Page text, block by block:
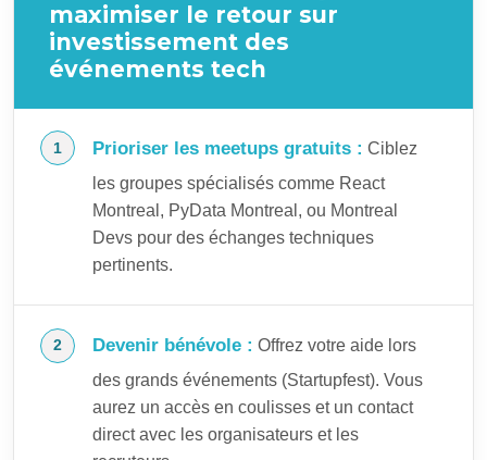
maximiser le retour sur
investissement des
événements tech
Prioriser les meetups gratuits : Ciblez
les groupes spécialisés comme React
Montreal, PyData Montreal, ou Montreal
Devs pour des échanges techniques
pertinents.
Devenir bénévole : Offrez votre aide lors
des grands événements (Startupfest). Vous
aurez un accès en coulisses et un contact
direct avec les organisateurs et les